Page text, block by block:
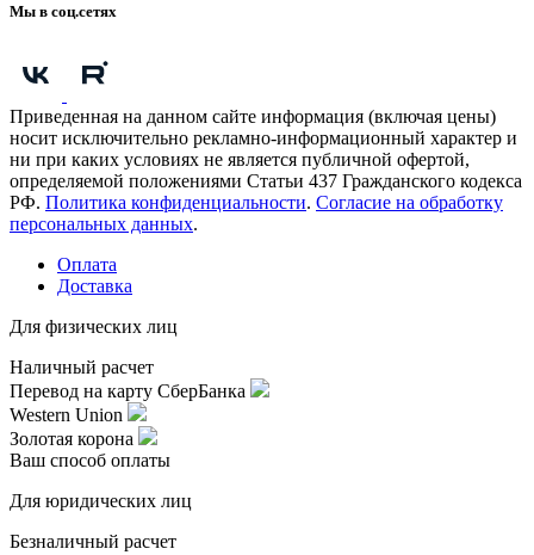
Мы в соц.сетях
Приведенная на данном сайте информация (включая цены)
носит исключительно рекламно-информационный характер и
ни при каких условиях не является публичной офертой,
определяемой положениями Статьи 437 Гражданского кодекса
РФ. Политика конфиденциальности. Согласие на обработку
персональных данных.
Оплата
Доставка
Для физических лиц
Наличный расчет
Перевод на карту СберБанка
Western Union
Золотая корона
Ваш способ оплаты
Для юридических лиц
Безналичный расчет